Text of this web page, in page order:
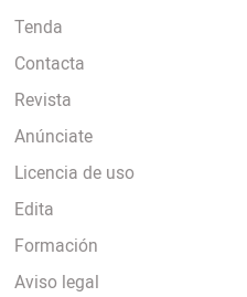
Tenda
Contacta
Revista
Anúnciate
Licencia de uso
Edita
Formación
Aviso legal